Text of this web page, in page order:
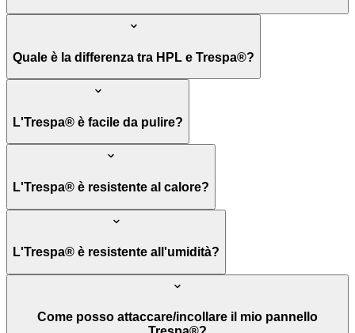
Quale è la differenza tra HPL e Trespa®?
L'Trespa® è facile da pulire?
L'Trespa® è resistente al calore?
L'Trespa® è resistente all'umidità?
Come posso attaccare/incollare il mio pannello